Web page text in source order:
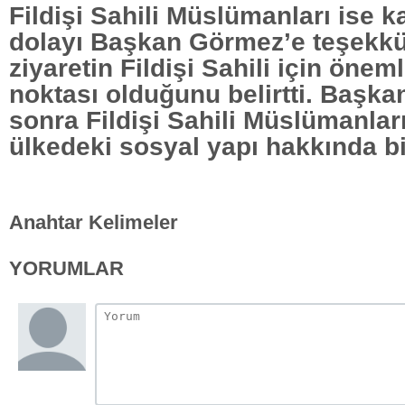
Fildişi Sahili Müslümanları ise
dolayı Başkan Görmez’e
ziyaretin Fildişi Sahili için
noktası olduğunu belirtti.
sonra Fildişi Sahili
ülkedeki sosyal yapı hakkında
Anahtar Kelimeler
YORUMLAR